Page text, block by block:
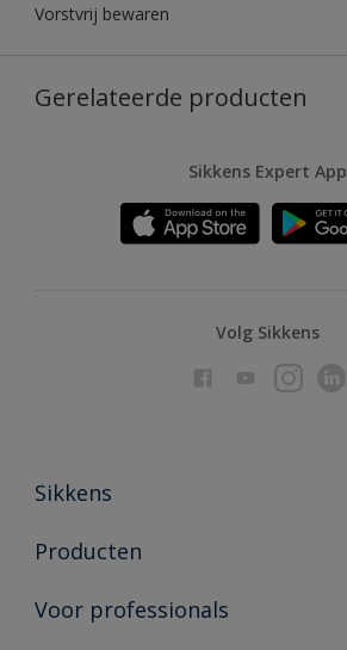
Vorstvrij bewaren
Gerelateerde producten
Sikkens Expert App
Volg Sikkens
Sikkens
Over Sikkens
Duurzaamheid
Producten
Producten voor binnen
Voor professionals